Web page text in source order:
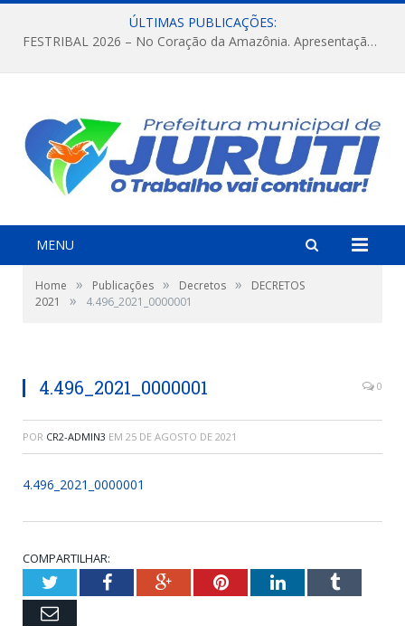
ÚLTIMAS PUBLICAÇÕES:
FESTRIBAL 2026 – No Coração da Amazônia. Apresentação da Munduruku.
MENU
Home » Publicações » Decretos »
DECRETOS
2021
» 4.496_2021_0000001
4.496_2021_0000001 0
POR CR2-ADMIN3 EM 25 DE AGOSTO DE 2021
4.496_2021_0000001
COMPARTILHAR:
TwitterFacebookGoogle+PinterestLinkedInTumblr
Email